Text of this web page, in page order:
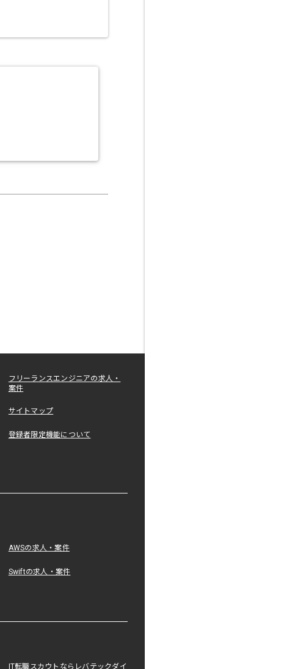
フリーランスエンジニアの求人・
案件
サイトマップ
登録者限定機能について
AWSの求人・案件
Swiftの求人・案件
IT転職スカウトならレバテックダイ